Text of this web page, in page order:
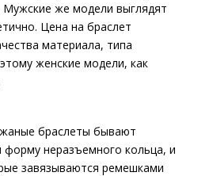
Мужские же модели выглядят
Цена на браслет
материала, типа
женские модели, как
браслеты бывают
неразъемного кольца, и
завязываются ремешками